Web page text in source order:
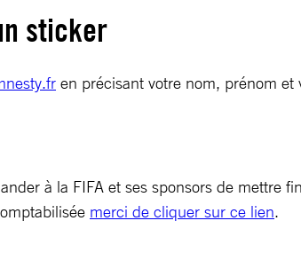
sticker
en précisant votre nom, prénom et
à la FIFA et ses sponsors de mettre
merci de cliquer sur ce lien.